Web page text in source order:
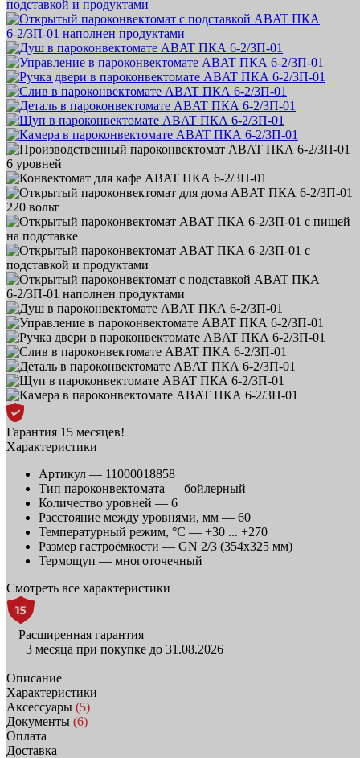
Гарантия 15 месяцев!
Характеристики
Артикул — 11000018858
Тип пароконвектомата — бойлерный
Количество уровней — 6
Расстояние между уровнями, мм — 60
Температурный режим, °C — +30 ... +270
Размер гастроёмкости — GN 2/3 (354x325 мм)
Термощуп — многоточечный
Смотреть все характеристики
Расширенная гарантия
+3 месяца при покупке до 31.08.2026
Описание
Характеристики
Аксессуары (5)
Документы (6)
Оплата
Доставка